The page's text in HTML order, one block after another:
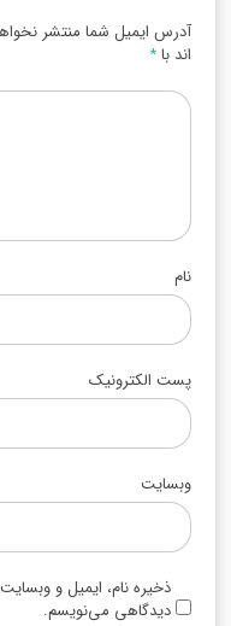
آدرس ایمیل شما منتشر
اند با*
نام
پست الکترونیک
وبسایت
ذخیره نام، ایمیل و
دیدگاهی می‌نویسم.